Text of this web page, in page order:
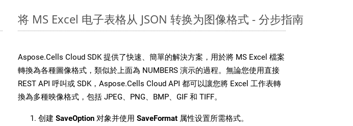
将 MS Excel 电子表格从 JSON 转换为图像格式 - 分步指南
Aspose.Cells Cloud SDK 提供了快速、簡單的解決方案，用於將 MS Excel 檔案
轉換為各種圖像格式，類似於上面為 NUMBERS 演示的過程。無論您使用直接
REST API 呼叫或 SDK，Aspose.Cells Cloud API 都可以讓您將 Excel 工作表轉
換為多種映像格式，包括 JPEG、PNG、BMP、GIF 和 TIFF。
创建 SaveOption 对象并使用 SaveFormat 属性设置所需格式。